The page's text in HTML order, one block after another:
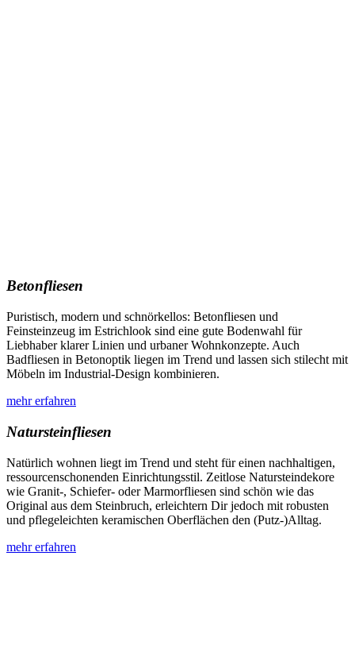
Betonfliesen
Puristisch, modern und schnörkellos: Betonfliesen und
Feinsteinzeug im Estrichlook sind eine gute Bodenwahl für
Liebhaber klarer Linien und urbaner Wohnkonzepte. Auch
Badfliesen in Betonoptik liegen im Trend und lassen sich stilecht mit
Möbeln im Industrial-Design kombinieren.
mehr erfahren
Natursteinfliesen
Natürlich wohnen liegt im Trend und steht für einen nachhaltigen,
ressourcenschonenden Einrichtungsstil. Zeitlose Natursteindekore
wie Granit-, Schiefer- oder Marmorfliesen sind schön wie das
Original aus dem Steinbruch, erleichtern Dir jedoch mit robusten
und pflegeleichten keramischen Oberflächen den (Putz-)Alltag.
mehr erfahren